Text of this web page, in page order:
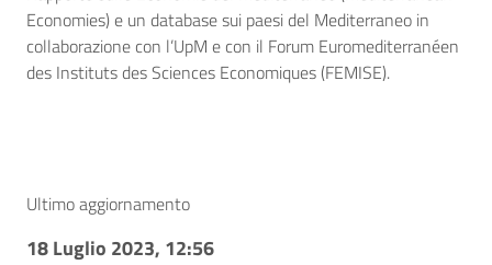
Economies) e un database sui paesi del Mediterraneo in
collaborazione con l’UpM e con il Forum Euromediterranéen
des Instituts des Sciences Economiques (FEMISE).
Ultimo aggiornamento
18 Luglio 2023, 12:56